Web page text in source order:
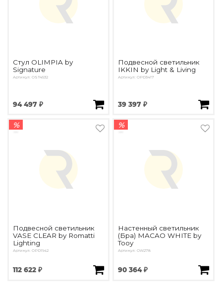
Стул OLIMPIA by
Signature
Артикул: OST4532
94 497 ₽
Подвесной светильник
IKKIN by Light & Living
Артикул: OPD3417
39 397 ₽
%
Подвесной светильник
VASE CLEAR by Romatti
Lighting
Артикул: OPD1942
112 622 ₽
%
Настенный светильник
(Бра) MACAO WHITE by
Tooy
Артикул: OW278
90 364 ₽